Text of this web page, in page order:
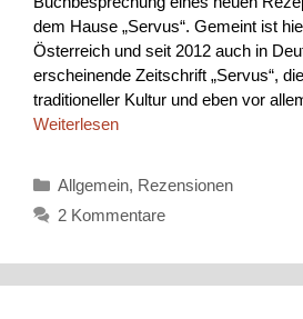
dem Hause „Servus“. Gemeint ist
Österreich und seit 2012 auch in
erscheinende Zeitschrift „Servus“,
traditioneller Kultur und eben vor
Weiterlesen
Kategorien
Allgemein, Rezensionen
2 Kommentare